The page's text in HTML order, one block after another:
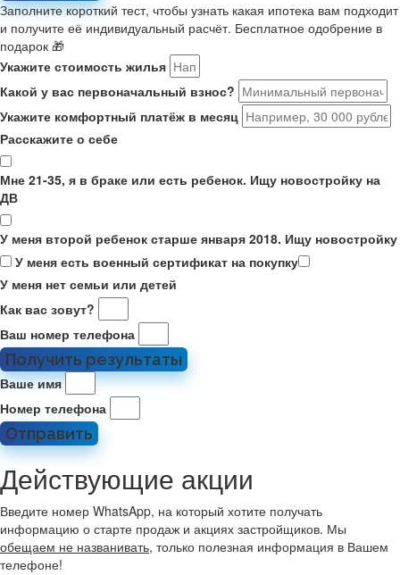
Заполните короткий тест, чтобы узнать какая ипотека вам подходит
и получите её индивидуальный расчёт. Бесплатное одобрение в
подарок 🎁
Укажите стоимость жилья
Какой у вас первоначальный взнос?
Укажите комфортный платёж в месяц
Расскажите о себе
Мне 21-35, я в браке или есть ребенок. Ищу новостройку на
ДВ
У меня второй ребенок старше января 2018. Ищу новостройку
У меня есть военный сертификат на покупку
У меня нет семьи или детей
Как вас зовут?
Ваш номер телефона
Получить результаты
Ваше имя
Номер телефона
Отправить
Действующие акции
Введите номер WhatsApp, на который хотите получать
информацию о старте продаж и акциях застройщиков. Мы
обещаем не названивать, только полезная информация в Вашем
телефоне!